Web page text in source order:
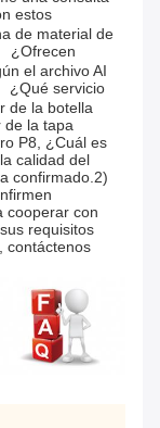
estos
de material de
¿Ofrecen
el archivo AI
¿Qué servicio
de la botella
de la tapa
P8, ¿Cuál es
calidad del
confirmado.2)
cooperar con
requisitos
contáctenos